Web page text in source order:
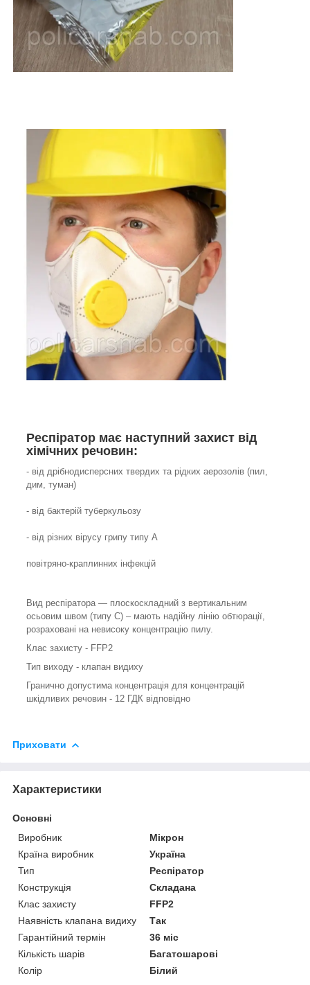
Респіратор має наступний захист від
хімічних речовин:
- від дрібнодисперсних твердих та рідких аерозолів (пил,
дим, туман)
- від бактерій туберкульозу
- від різних вірусу грипу типу A
повітряно-краплинних інфекцій
Вид респіратора ― плоскоскладний з вертикальним
осьовим швом (типу С) – мають надійну лінію обтюрації,
розраховані на невисоку концентрацію пилу.
Клас захисту - FFP2
Тип виходу - клапан видиху
Гранично допустима концентрація для концентрацій
шкідливих речовин - 12 ГДК відповідно
Приховати
Характеристики
Основні
Виробник
Мікрон
Країна виробник
Україна
Тип
Респіратор
Конструкція
Складана
Клас захисту
FFP2
Наявність клапана видиху
Так
Гарантійний термін
36 міс
Кількість шарів
Багатошарові
Колір
Білий